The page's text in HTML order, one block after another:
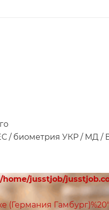
/ биометрия УКР / МД /
/home/jusstjob/
(Германия